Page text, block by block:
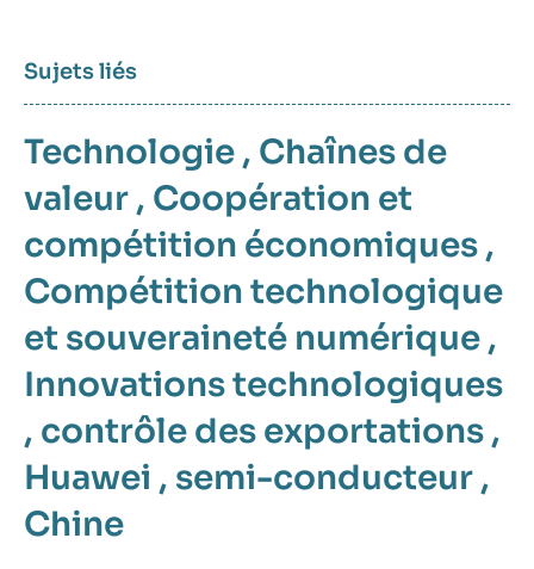
Sujets liés
Technologie , Chaînes de
valeur , Coopération et
compétition économiques ,
Compétition technologique
et souveraineté numérique ,
Innovations technologiques
, contrôle des exportations ,
Huawei , semi-conducteur ,
Chine